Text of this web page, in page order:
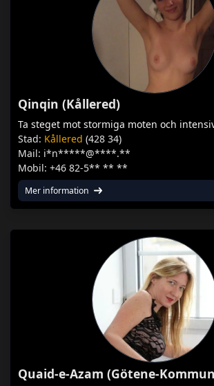
Qinqin (Kållered)
Ta steget mot stormiga moten och
Stad: Kållered (428 34)
Mail: i*n*****@****.**
Mobil: +46 82-5** ** **
Mer information
Quaid-e-Azam (Götene-